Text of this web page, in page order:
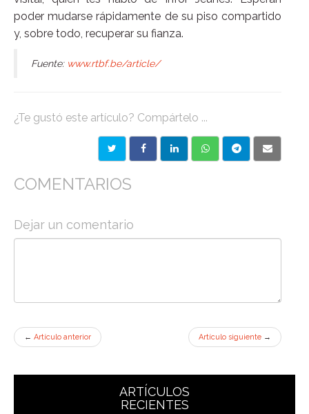
poder mudarse rápidamente de su piso compartido
y, sobre todo, recuperar su fianza.
Fuente: www.rtbf.be/article/
¿Te gustó este artículo? Compártelo ...
COMENTARIOS
Dejar un comentario
← Artículo anterior Artículo siguiente →
ARTÍCULOS
RECIENTES